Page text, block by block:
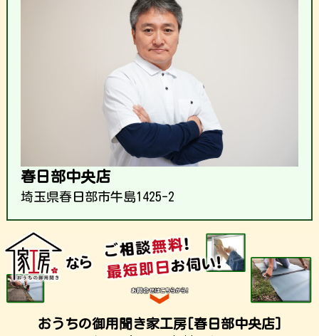
春日部中央店
埼玉県春日部市牛島1425-2
おうちの御用聞き家工房[春日部中央店]